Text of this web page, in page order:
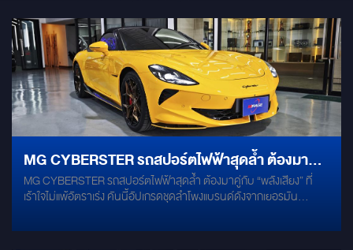
MG CYBERSTER รถสปอร์ตไฟฟ้าสุดล้ำ ต้องมาคู่
กับ “พลังเสียง” ที่เร้าใจไม่แพ้อัตราเร่ง
MG CYBERSTER รถสปอร์ตไฟฟ้าสุดล้ำ ต้องมาคู่กับ “พลังเสียง” ที่
เร้าใจไม่แพ้อัตราเร่ง คันนี้อัปเกรดชุดลำโพงแบรนด์ดังจากเยอรมัน
165.28 SE-G ให้คาแรคเตอร์เสียงชัด รายละเอียดแน่น เบสลึกสะใจ ฟัง